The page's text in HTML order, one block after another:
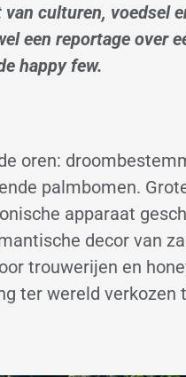
culturen, voedsel
een reportage over
happy few.
oren:
palmbomen.
apparaat
decor van
trouwerijen en
ter wereld verkozen